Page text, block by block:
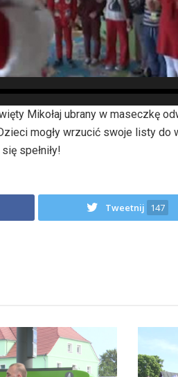
hd2880
hd2160
hd2160
hd1440
highres
hd1080
hd720
large
medium
small
tiny
Mikołaj ubrany w maseczkę
mogły wrzucić swoje listy do
spełniły!
Tweetnij 147